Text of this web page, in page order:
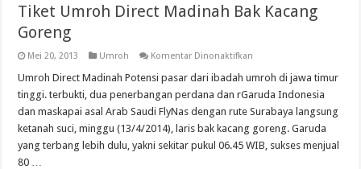
Tiket Umroh Direct Madinah Bak Kacang
Goreng
Mei 20, 2013 Umroh Komentar Dinonaktifkan
Umroh
Madinah
Bak
Kacang
Goreng
Umroh Direct Madinah Potensi pasar dari ibadah umroh di jawa timur
tinggi. terbukti, dua penerbangan perdana dan rGaruda Indonesia
dan maskapai asal Arab Saudi FlyNas dengan rute Surabaya langsung
ketanah suci, minggu (13/4/2014), laris bak kacang goreng. Garuda
yang terbang lebih dulu, yakni sekitar pukul 06.45 WIB, sukses menjual
80 …